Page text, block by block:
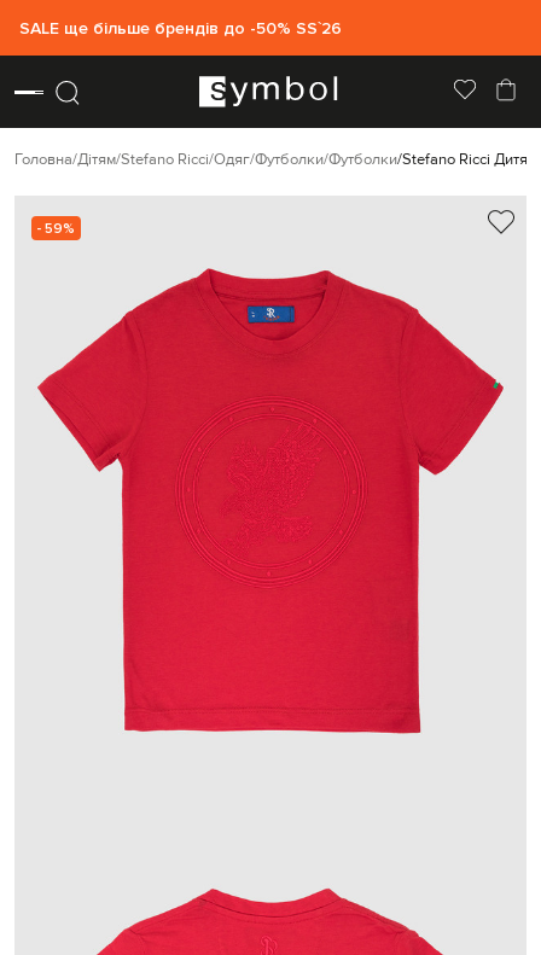
SALE ще більше брендів до -50% SS`26
Головна Дітям Stefano Ricci Одяг Футболки Футболки Stefano Ricci
- 59%